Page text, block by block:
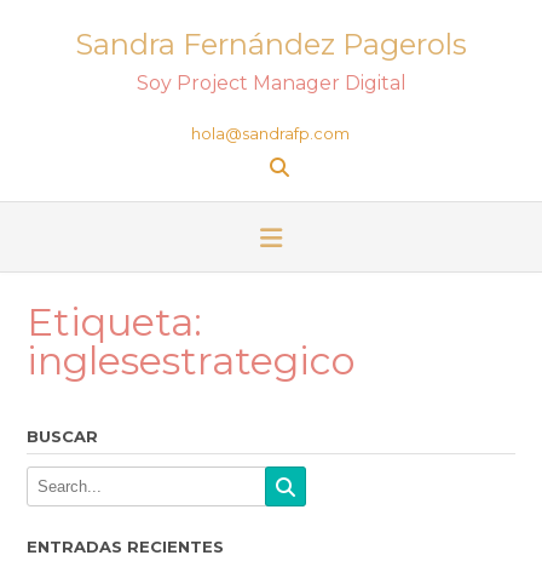
Sandra Fernández Pagerols
Soy Project Manager Digital
hola@sandrafp.com
Etiqueta:
inglesestrategico
BUSCAR
ENTRADAS RECIENTES